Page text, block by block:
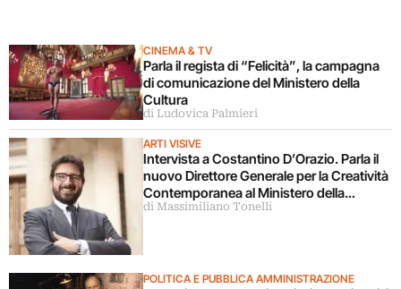
CINEMA & TV
Parla il regista di “Felicità”, la campagna
di comunicazione del Ministero della
Cultura
di Ludovica Palmieri
ARTI VISIVE
Intervista a Costantino D’Orazio. Parla il
nuovo Direttore Generale per la Creatività
Contemporanea al Ministero della
Cultura
di Massimiliano Tonelli
POLITICA E PUBBLICA AMMINISTRAZIONE